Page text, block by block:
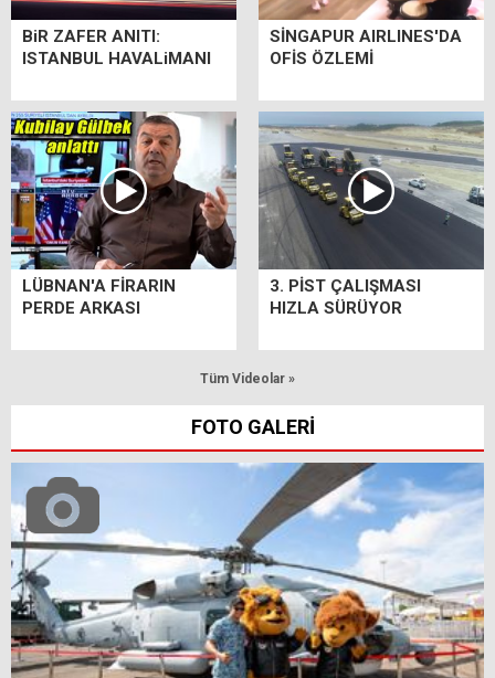
BiR ZAFER ANITI:
ISTANBUL HAVALiMANI
SİNGAPUR AIRLINES'DA
OFİS ÖZLEMİ
LÜBNAN'A FİRARIN
PERDE ARKASI
3. PİST ÇALIŞMASI
HIZLA SÜRÜYOR
Tüm Videolar »
FOTO GALERİ